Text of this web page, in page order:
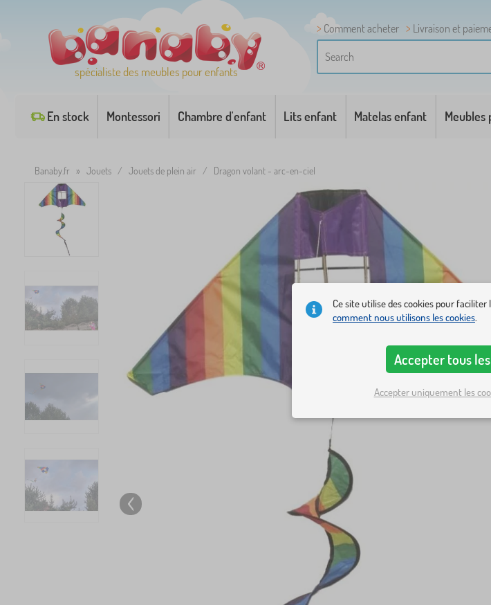
spécialiste des meubles pour enfants
Comment acheter Livraison et
En stock Montessori Chambre d'enfant Lits enfant Matelas enfant Meubles
Banaby.fr » Jouets / Jouets de plein air / Dragon volant - arc-en-ciel
Ce site utilise des cookies pour
comment nous utilisons les cookies.
Accepter tous
Accepter uniquement les